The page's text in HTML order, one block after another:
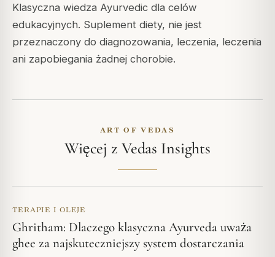
Klasyczna wiedza Ayurvedic dla celów
edukacyjnych. Suplement diety, nie jest
przeznaczony do diagnozowania, leczenia, leczenia
ani zapobiegania żadnej chorobie.
ART OF VEDAS
Więcej z Vedas Insights
TERAPIE I OLEJE
Ghritham: Dlaczego klasyczna Ayurveda uważa
ghee za najskuteczniejszy system dostarczania